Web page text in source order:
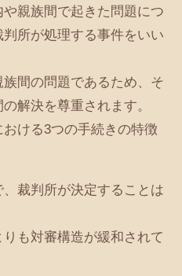
親族間で起きた問題につ
所が処理する事件をいい
間の問題であるため、そ
解決を尊重されます。
ける3つの手続きの特徴
裁判所が決定することは
も対審構造が緩和されて